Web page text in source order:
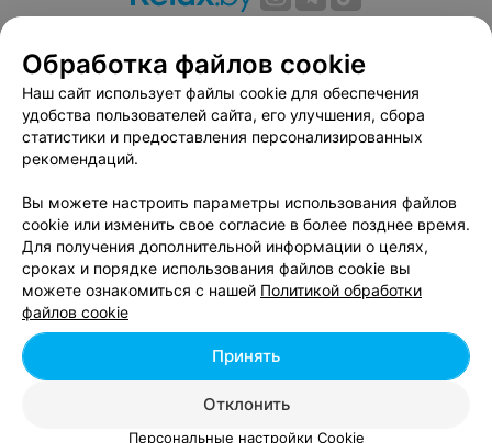
Вакансии
Публичный договор
Способы оплаты
Публичный договор по использованию сервиса
«Афиша»
Пользовательское соглашение
Связаться по вопросам сотрудничества
Написать руководителю relax.by
Персональные настройки cookie
Обработка персональных данных
© 2026 ООО «Артокс Лаб», УНП 191700409, регистрирующий орган -
| 220012, Республика Беларусь, г. Минск,
Обработка файлов cookie
Наш сайт использует файлы cookie для обеспечения
удобства пользователей сайта, его улучшения, сбора
статистики и предоставления персонализированных
рекомендаций.
Вы можете настроить параметры использования файлов
cookie или изменить свое согласие в более позднее время.
Для получения дополнительной информации о целях,
сроках и порядке использования файлов cookie вы
можете ознакомиться с нашей Политикой обработки
файлов cookie
Отклонить
Принять
Персональные настройки Cookie